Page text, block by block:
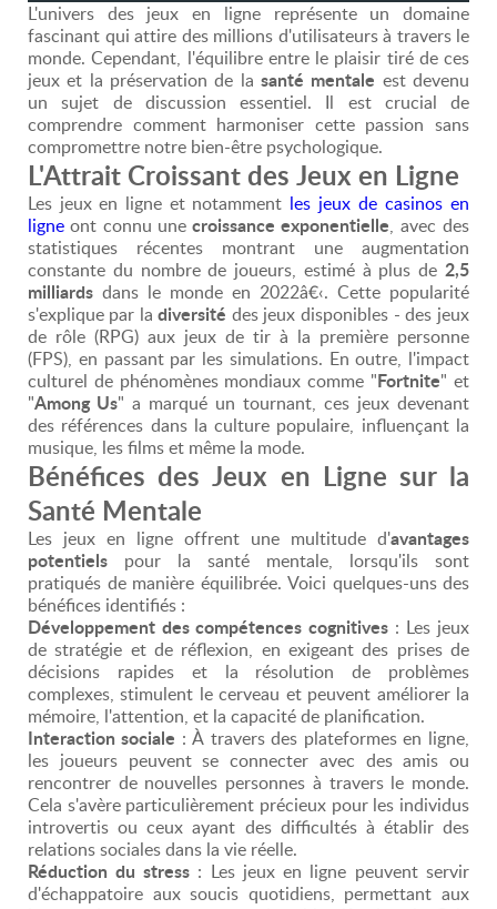
L'univers des jeux en ligne représente un domaine
fascinant qui attire des millions d'utilisateurs à travers le
monde. Cependant, l'équilibre entre le plaisir tiré de ces
jeux et la préservation de la santé mentale est devenu
un sujet de discussion essentiel. Il est crucial de
comprendre comment harmoniser cette passion sans
compromettre notre bien-être psychologique.
L'Attrait Croissant des Jeux en Ligne
Les jeux en ligne et notamment les jeux de casinos en
ligne ont connu une croissance exponentielle, avec des
statistiques récentes montrant une augmentation
constante du nombre de joueurs, estimé à plus de 2,5
milliards dans le monde en 2022â€‹. Cette popularité
s'explique par la diversité des jeux disponibles - des jeux
de rôle (RPG) aux jeux de tir à la première personne
(FPS), en passant par les simulations. En outre, l'impact
culturel de phénomènes mondiaux comme "Fortnite" et
"Among Us" a marqué un tournant, ces jeux devenant
des références dans la culture populaire, influençant la
musique, les films et même la mode.
Bénéfices des Jeux en Ligne sur la
Santé Mentale
Les jeux en ligne offrent une multitude d'avantages
potentiels pour la santé mentale, lorsqu'ils sont
pratiqués de manière équilibrée. Voici quelques-uns des
bénéfices identifiés :
Développement des compétences cognitives : Les jeux
de stratégie et de réflexion, en exigeant des prises de
décisions rapides et la résolution de problèmes
complexes, stimulent le cerveau et peuvent améliorer la
mémoire, l'attention, et la capacité de planification.
Interaction sociale : À travers des plateformes en ligne,
les joueurs peuvent se connecter avec des amis ou
rencontrer de nouvelles personnes à travers le monde.
Cela s'avère particulièrement précieux pour les individus
introvertis ou ceux ayant des difficultés à établir des
relations sociales dans la vie réelle.
Réduction du stress : Les jeux en ligne peuvent servir
d'échappatoire aux soucis quotidiens, permettant aux